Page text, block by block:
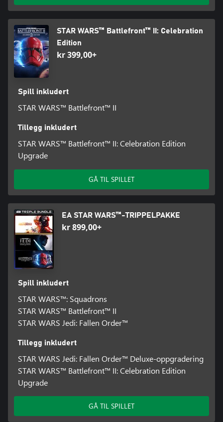
enten som dødelige aktive effekter på motstanderne,
hjelpsomme statusøkninger eller taktisk assistanse – for å kontre
motstanderne på slagmarken.
Vilkår og betingelser gjelder. Gå til
www.ea.com/games/starwars/battlefront/battlefront-
2/disclaimers for å få mer informasjon.
STAR WARS™ Battlefront™ II: Celebration
Edition
kr 399,00+
Spill inkludert
STAR WARS™ Battlefront™ II
Tillegg inkludert
STAR WARS™ Battlefront™ II: Celebration Edition
Upgrade
GÅ TIL SPILLET
EA STAR WARS™-TRIPPELPAKKE
kr 899,00+
Spill inkludert
STAR WARS™: Squadrons
STAR WARS™ Battlefront™ II
STAR WARS Jedi: Fallen Order™
Tillegg inkludert
STAR WARS Jedi: Fallen Order™ Deluxe-oppgradering
STAR WARS™ Battlefront™ II: Celebration Edition
Upgrade
GÅ TIL SPILLET